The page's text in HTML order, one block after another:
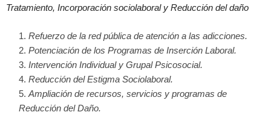
Tratamiento, Incorporación sociolaboral y Reducción del daño
Refuerzo de la red pública de atención a las adicciones.
Potenciación de los Programas de Inserción Laboral.
Intervención Individual y Grupal Psicosocial.
Reducción del Estigma Sociolaboral.
Ampliación de recursos, servicios y programas de
Reducción del Daño.